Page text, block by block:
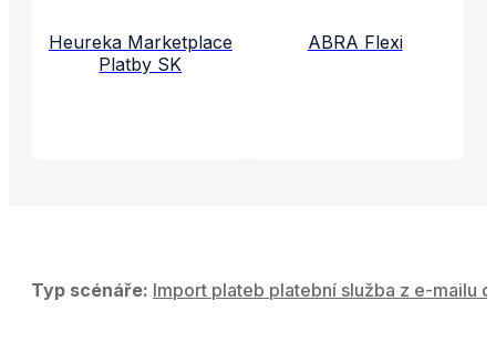
Heureka Marketplace
Platby SK
ABRA Flexi
Typ scénáře: Import plateb platební služba z e-mailu